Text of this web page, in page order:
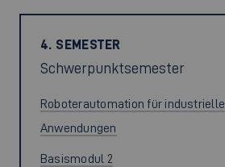
4. SEMESTER
Schwerpunktsemester
Roboterautomation für industrielle
Anwendungen
Basismodul 2